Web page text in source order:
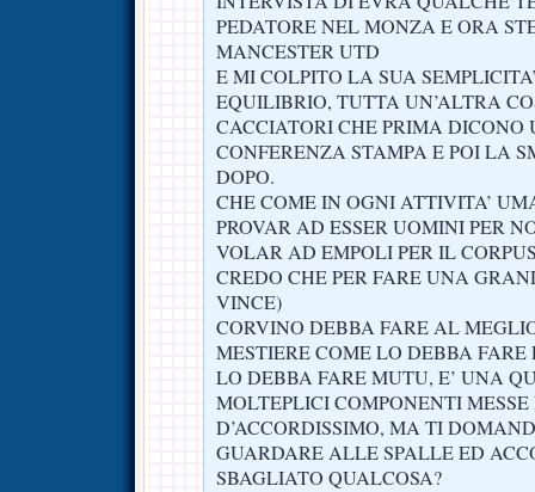
PEDATORE NEL MONZA E ORA
MANCESTER UTD
E MI COLPITO LA SUA
EQUILIBRIO, TUTTA UN’ALTRA
CACCIATORI CHE PRIMA DICONO
CONFERENZA STAMPA E POI LA
DOPO.
CHE COME IN OGNI ATTIVITA’
PROVAR AD ESSER UOMINI PER
VOLAR AD EMPOLI PER IL
CREDO CHE PER FARE UNA
VINCE)
CORVINO DEBBA FARE AL
MESTIERE COME LO DEBBA
LO DEBBA FARE MUTU, E’ UNA
MOLTEPLICI COMPONENTI
D’ACCORDISSIMO, MA TI
GUARDARE ALLE SPALLE ED
SBAGLIATO QUALCOSA?